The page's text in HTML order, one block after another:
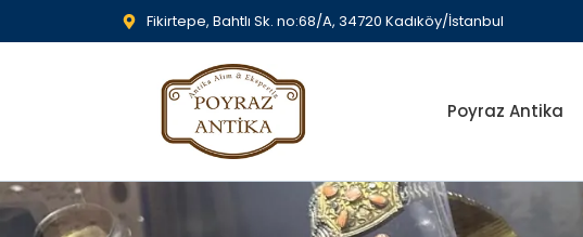
Fikirtepe, Bahtlı Sk. no:68/A, 34720 Kadıköy/İstanbul
Poyraz Antika